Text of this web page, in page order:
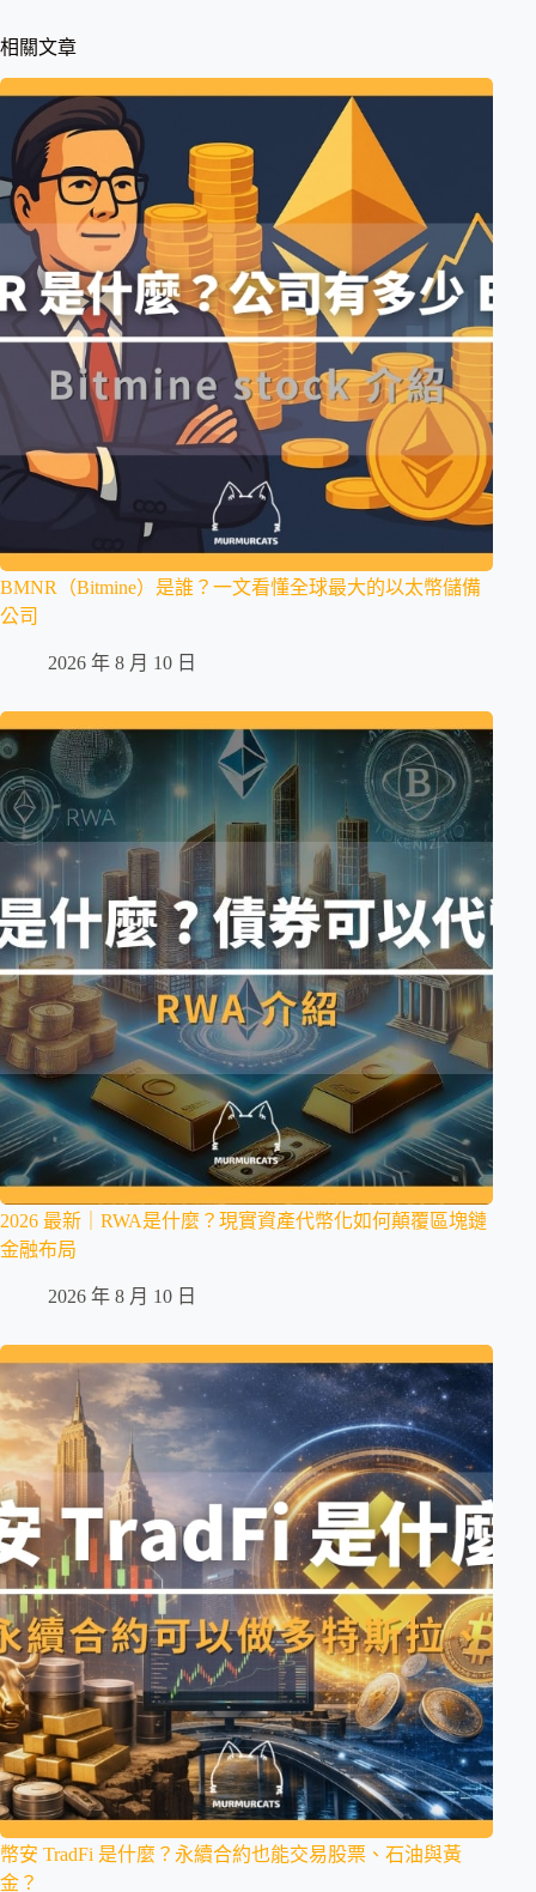
相關文章
BMNR（Bitmine）是誰？一文看懂全球最大的以太幣儲備
公司
2026 年 8 月 10 日
2026 最新｜RWA是什麼？現實資產代幣化如何顛覆區塊鏈
金融布局
2026 年 8 月 10 日
幣安 TradFi 是什麼？永續合約也能交易股票、石油與黃
金？